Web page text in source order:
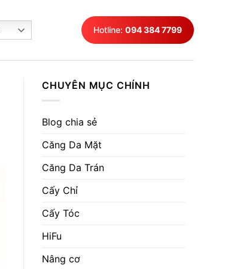
Hotline: 094 384 7799
CHUYÊN MỤC CHÍNH
Blog chia sẻ
Căng Da Mặt
Căng Da Trán
Cấy Chỉ
Cấy Tóc
HiFu
Nâng cơ